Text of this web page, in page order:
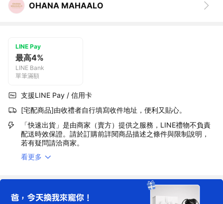
OHANA MAHAALO
LINE Pay
最高4%
LINE Bank
單筆滿額
支援LINE Pay / 信用卡
[宅配商品]由收禮者自行填寫收件地址，便利又貼心。
「快速出貨」是由商家（賣方）提供之服務，LINE禮物不負責
配送時效保證。請於訂購前詳閱商品描述之條件與限制說明，
若有疑問請洽商家。
看更多